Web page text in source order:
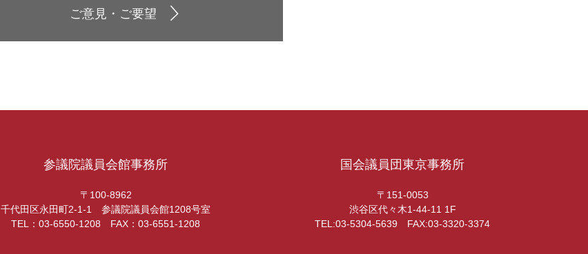
ご意見・ご要望
参議院議員会館事務所
〒100-8962
千代田区永田町2-1-1 参議院議員会館1208号室
TEL：03-6550-1208 FAX：03-6551-1208
国会議員団東京事務所
〒151-0053
渋谷区代々木1-44-11 1F
TEL:03-5304-5639 FAX:03-3320-3374